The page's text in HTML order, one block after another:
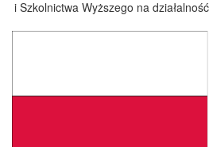
i Szkolnictwa Wyższego na